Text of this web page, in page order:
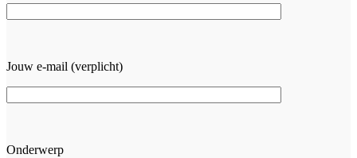
Jouw e-mail (verplicht)
Onderwerp